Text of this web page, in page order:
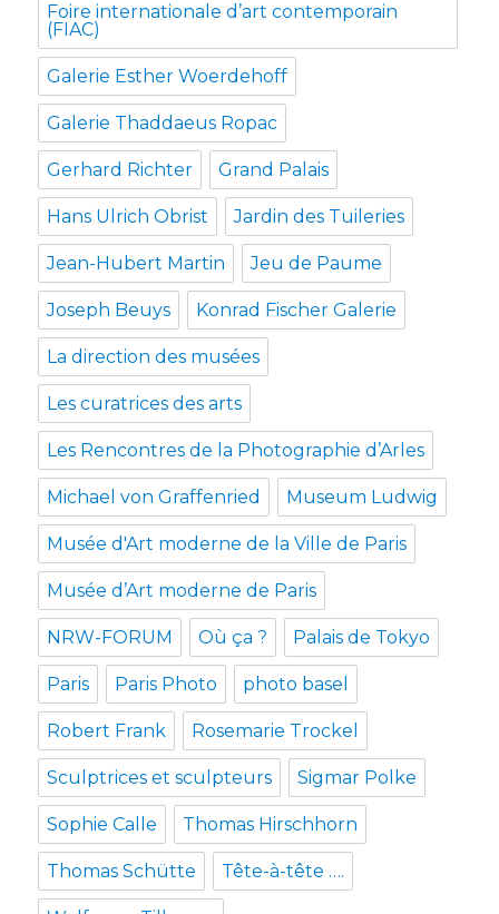
Foire internationale d’art contemporain
(FIAC)
Galerie Esther Woerdehoff
Galerie Thaddaeus Ropac
Gerhard Richter Grand Palais
Hans Ulrich Obrist Jardin des Tuileries
Jean-Hubert Martin Jeu de Paume
Joseph Beuys Konrad Fischer Galerie
La direction des musées
Les curatrices des arts
Les Rencontres de la Photographie d’Arles
Michael von Graffenried Museum Ludwig
Musée d'Art moderne de la Ville de Paris
Musée d’Art moderne de Paris
NRW-FORUM Où ça ? Palais de Tokyo
Paris Paris Photo photo basel
Robert Frank Rosemarie Trockel
Sculptrices et sculpteurs Sigmar Polke
Sophie Calle Thomas Hirschhorn
Thomas Schütte Tête-à-tête ….